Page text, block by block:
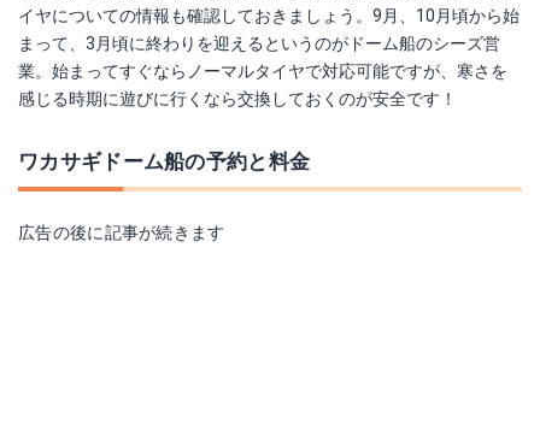
イヤについての情報も確認しておきましょう。9月、10月頃から始
まって、3月頃に終わりを迎えるというのがドーム船のシーズ営
業。始まってすぐならノーマルタイヤで対応可能ですが、寒さを
感じる時期に遊びに行くなら交換しておくのが安全です！
ワカサギドーム船の予約と料金
広告の後に記事が続きます